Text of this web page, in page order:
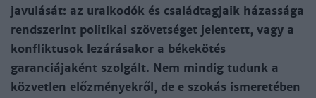
javulását: az uralkodók és családtagjaik házassága
rendszerint politikai szövetséget jelentett, vagy a
konfliktusok lezárásakor a békekötés
garanciájaként szolgált. Nem mindig tudunk a
közvetlen előzményekről, de e szokás ismeretében